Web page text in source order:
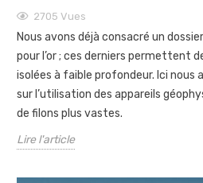
2705 Vues
Nous avons déjà consacré un
pour l’or ; ces derniers permettent
isolées à faible profondeur. Ici
sur l’utilisation des appareils
de filons plus vastes.
Lire l'article